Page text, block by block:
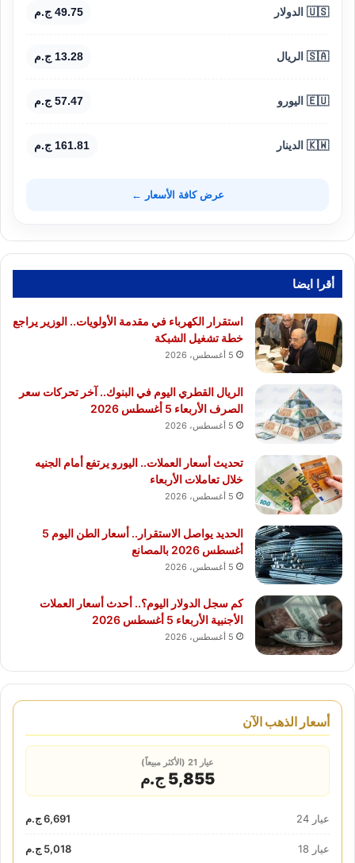
🇺🇸 الدولار 49.75 ج.م
🇸🇦 الريال 13.28 ج.م
🇪🇺 اليورو 57.47 ج.م
🇰🇼 الدينار 161.81 ج.م
عرض كافة الأسعار ←
أقرا ايضا
استقرار الكهرباء في مقدمة الأولويات.. الوزير يراجع
خطة تشغيل الشبكة
5 أغسطس، 2026
الريال القطري اليوم في البنوك.. آخر تحركات سعر
الصرف الأربعاء 5 أغسطس 2026
5 أغسطس، 2026
تحديث أسعار العملات.. اليورو يرتفع أمام الجنيه
خلال تعاملات الأربعاء
5 أغسطس، 2026
الحديد يواصل الاستقرار.. أسعار الطن اليوم 5
أغسطس 2026 بالمصانع
5 أغسطس، 2026
كم سجل الدولار اليوم؟.. أحدث أسعار العملات
الأجنبية الأربعاء 5 أغسطس 2026
5 أغسطس، 2026
أسعار الذهب الآن
عيار 21 (الأكثر مبيعاً)
5,855 ج.م
عيار 24 6,691 ج.م
عيار 18 5,018 ج.م